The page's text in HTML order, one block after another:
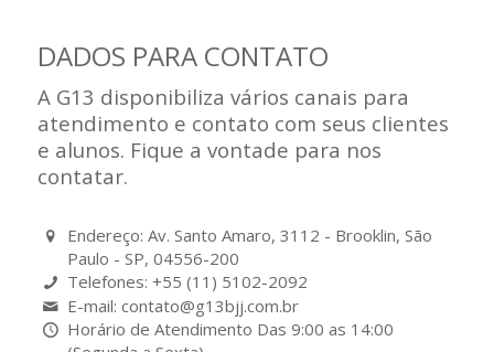
DADOS PARA CONTATO
A G13 disponibiliza vários canais para
atendimento e contato com seus clientes
e alunos. Fique a vontade para nos
contatar.
Endereço: Av. Santo Amaro, 3112 - Brooklin, São
Paulo - SP, 04556-200
Telefones: +55 (11) 5102-2092
E-mail: contato@g13bjj.com.br
Horário de Atendimento Das 9:00 as 14:00